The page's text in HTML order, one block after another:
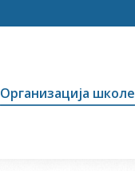
Организација школе